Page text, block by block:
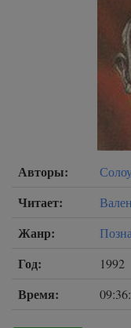
Авторы:
Читает:
Жанр:
Год: 1992
Время: